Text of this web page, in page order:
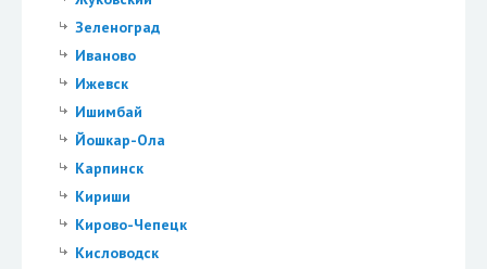
Зеленоград
Иваново
Ижевск
Ишимбай
Йошкар-Ола
Карпинск
Кириши
Кирово-Чепецк
Кисловодск